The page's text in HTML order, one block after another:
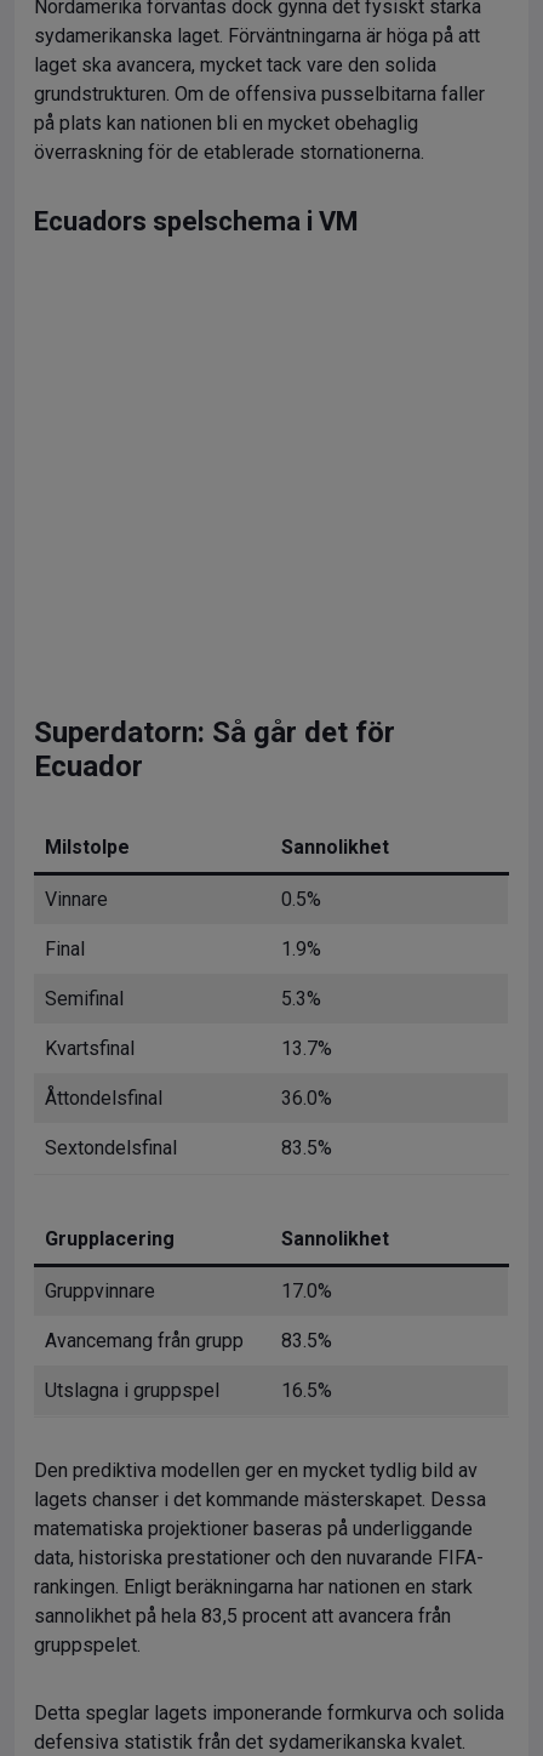
Nordamerika förväntas dock gynna det fysiskt starka
sydamerikanska laget. Förväntningarna är höga på att
laget ska avancera, mycket tack vare den solida
grundstrukturen. Om de offensiva pusselbitarna faller
på plats kan nationen bli en mycket obehaglig
överraskning för de etablerade stornationerna.
Ecuadors spelschema i VM
Superdatorn: Så går det för
Ecuador
Milstolpe Sannolikhet
Vinnare 0.5%
Final 1.9%
Semifinal 5.3%
Kvartsfinal 13.7%
Åttondelsfinal 36.0%
Sextondelsfinal 83.5%
Grupplacering Sannolikhet
Gruppvinnare 17.0%
Avancemang från grupp 83.5%
Utslagna i gruppspel 16.5%
Den prediktiva modellen ger en mycket tydlig bild av
lagets chanser i det kommande mästerskapet. Dessa
matematiska projektioner baseras på underliggande
data, historiska prestationer och den nuvarande FIFA-
rankingen. Enligt beräkningarna har nationen en stark
sannolikhet på hela 83,5 procent att avancera från
gruppspelet.
Detta speglar lagets imponerande formkurva och solida
defensiva statistik från det sydamerikanska kvalet.